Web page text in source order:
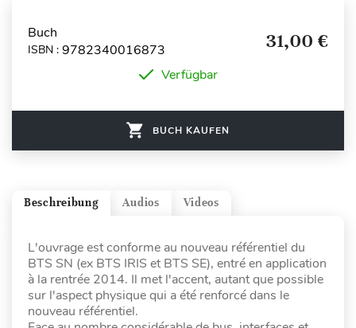
Buch
ISBN : 9782340016873 31,00 €
Verfügbar
BUCH KAUFEN
Videos
Audios
Beschreibung
L'ouvrage est conforme au nouveau référentiel du
BTS SN (ex BTS IRIS et BTS SE), entré en application
à la rentrée 2014. Il met l'accent, autant que possible
sur l'aspect physique qui a été renforcé dans le
nouveau référentiel.